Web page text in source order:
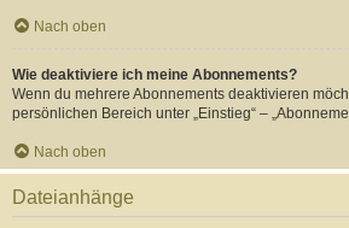
Nach oben
Wie deaktiviere ich meine Abonnements?
Wenn du mehrere Abonnements deaktivieren
persönlichen Bereich unter „Einstieg“ –
Nach oben
Dateianhänge